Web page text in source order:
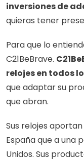
inversiones de
quieras tener
Para que lo
C21BeBrave.
relojes en todos
que adaptar su
que abran.
Sus relojes
España que a una
Unidos. Sus